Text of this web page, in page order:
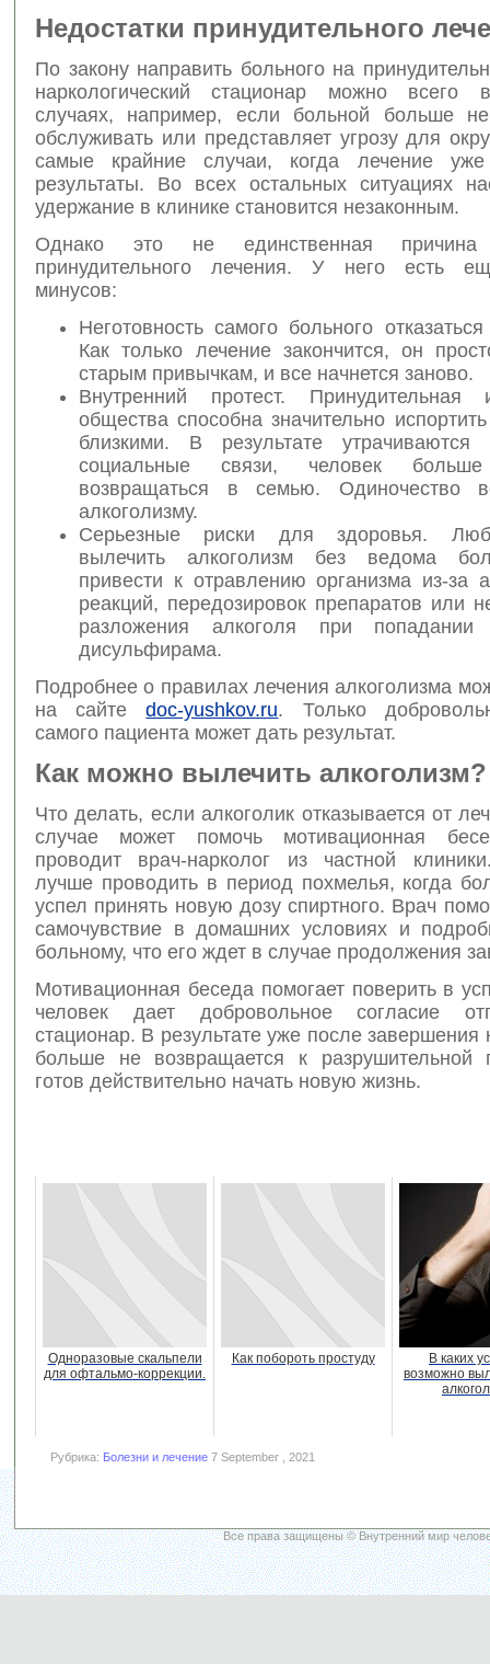
Недостатки принудительного
По закону направить больного на
наркологический стационар можно всего
случаях, например, если больной больше
обслуживать или представляет угрозу для
самые крайние случаи, когда лечение
результаты. Во всех остальных ситуациях
удержание в клинике становится незаконным.
Однако это не единственная
принудительного лечения. У него есть
минусов:
Неготовность самого больного
Как только лечение закончится, он
старым привычкам, и все начнется заново.
Внутренний протест. Принудительная
общества способна значительно
близкими. В результате утрачиваются
социальные связи, человек
возвращаться в семью. Одиночество
алкоголизму.
Серьезные риски для здоровья.
вылечить алкоголизм без ведома
привести к отравлению организма из-за
реакций, передозировок препаратов или
разложения алкоголя при
дисульфирама.
Подробнее о правилах лечения алкоголизма
на сайтеdoc-yushkov.ru. Только
самого пациента может дать результат.
Как можно вылечить алкоголизм?
Что делать, если алкоголик отказывается от
случае может помочь мотивационная
проводит врач-нарколог из частной
лучше проводить в период похмелья, когда
успел принять новую дозу спиртного. Врач
самочувствие в домашних условиях и
больному, что его ждет в случае продолжения
Мотивационная беседа помогает поверить в
человек дает добровольное согласие
стационар. В результате уже после завершения
больше не возвращается к разрушительной
готов действительно начать новую жизнь.
Одноразовые скальпели
для офтальмо-коррекции.
Как побороть простуду
В каких
возможно
Рубрика: Болезни и лечение 7 September , 2021
Все права защищены © Внутренний мир